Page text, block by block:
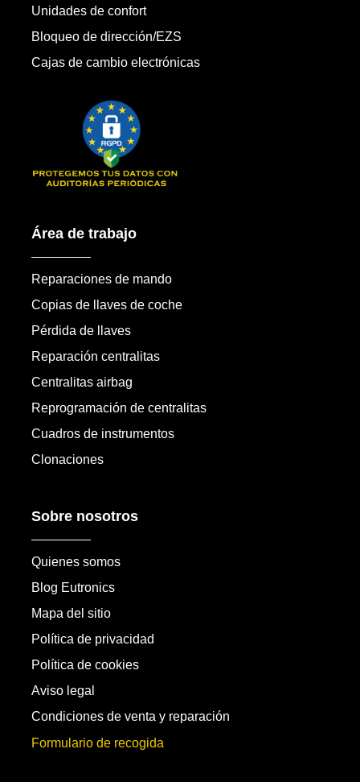
Unidades de confort
Bloqueo de dirección/EZS
Cajas de cambio electrónicas
Área de trabajo
Reparaciones de mando
Copias de llaves de coche
Pérdida de llaves
Reparación centralitas
Centralitas airbag
Reprogramación de centralitas
Cuadros de instrumentos
Clonaciones
Sobre nosotros
Quienes somos
Blog Eutronics
Mapa del sitio
Política de privacidad
Política de cookies
Aviso legal
Condiciones de venta y reparación
Formulario de recogida